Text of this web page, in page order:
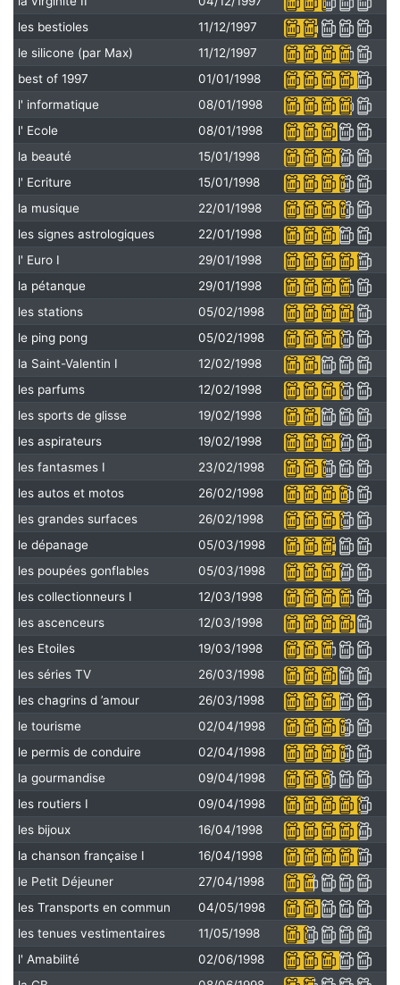
les bestioles
11/12/1997
le silicone (par Max)
11/12/1997
best of 1997
01/01/1998
l' informatique
08/01/1998
l' Ecole
08/01/1998
la beauté
15/01/1998
l' Ecriture
15/01/1998
la musique
22/01/1998
les signes astrologiques
22/01/1998
l' Euro I
29/01/1998
la pétanque
29/01/1998
les stations
05/02/1998
le ping pong
05/02/1998
la Saint-Valentin I
12/02/1998
les parfums
12/02/1998
les sports de glisse
19/02/1998
les aspirateurs
19/02/1998
les fantasmes I
23/02/1998
les autos et motos
26/02/1998
les grandes surfaces
26/02/1998
le dépanage
05/03/1998
les poupées gonflables
05/03/1998
les collectionneurs I
12/03/1998
les ascenceurs
12/03/1998
les Etoiles
19/03/1998
les séries TV
26/03/1998
les chagrins d ’amour
26/03/1998
le tourisme
02/04/1998
le permis de conduire
02/04/1998
la gourmandise
09/04/1998
les routiers I
09/04/1998
les bijoux
16/04/1998
la chanson française I
16/04/1998
le Petit Déjeuner
27/04/1998
les Transports en commun
04/05/1998
les tenues vestimentaires
11/05/1998
l' Amabilité
02/06/1998